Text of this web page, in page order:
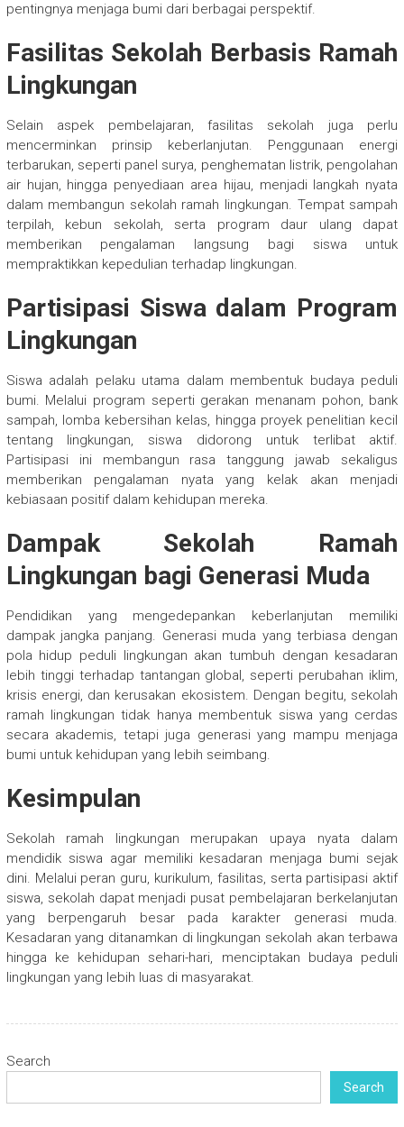
pentingnya menjaga bumi dari berbagai perspektif.
Fasilitas Sekolah Berbasis Ramah
Lingkungan
Selain aspek pembelajaran, fasilitas sekolah juga perlu
mencerminkan prinsip keberlanjutan. Penggunaan energi
terbarukan, seperti panel surya, penghematan listrik, pengolahan
air hujan, hingga penyediaan area hijau, menjadi langkah nyata
dalam membangun sekolah ramah lingkungan. Tempat sampah
terpilah, kebun sekolah, serta program daur ulang dapat
memberikan pengalaman langsung bagi siswa untuk
mempraktikkan kepedulian terhadap lingkungan.
Partisipasi Siswa dalam Program
Lingkungan
Siswa adalah pelaku utama dalam membentuk budaya peduli
bumi. Melalui program seperti gerakan menanam pohon, bank
sampah, lomba kebersihan kelas, hingga proyek penelitian kecil
tentang lingkungan, siswa didorong untuk terlibat aktif.
Partisipasi ini membangun rasa tanggung jawab sekaligus
memberikan pengalaman nyata yang kelak akan menjadi
kebiasaan positif dalam kehidupan mereka.
Dampak Sekolah Ramah
Lingkungan bagi Generasi Muda
Pendidikan yang mengedepankan keberlanjutan memiliki
dampak jangka panjang. Generasi muda yang terbiasa dengan
pola hidup peduli lingkungan akan tumbuh dengan kesadaran
lebih tinggi terhadap tantangan global, seperti perubahan iklim,
krisis energi, dan kerusakan ekosistem. Dengan begitu, sekolah
ramah lingkungan tidak hanya membentuk siswa yang cerdas
secara akademis, tetapi juga generasi yang mampu menjaga
bumi untuk kehidupan yang lebih seimbang.
Kesimpulan
Sekolah ramah lingkungan merupakan upaya nyata dalam
mendidik siswa agar memiliki kesadaran menjaga bumi sejak
dini. Melalui peran guru, kurikulum, fasilitas, serta partisipasi aktif
siswa, sekolah dapat menjadi pusat pembelajaran berkelanjutan
yang berpengaruh besar pada karakter generasi muda.
Kesadaran yang ditanamkan di lingkungan sekolah akan terbawa
hingga ke kehidupan sehari-hari, menciptakan budaya peduli
lingkungan yang lebih luas di masyarakat.
Search
Search